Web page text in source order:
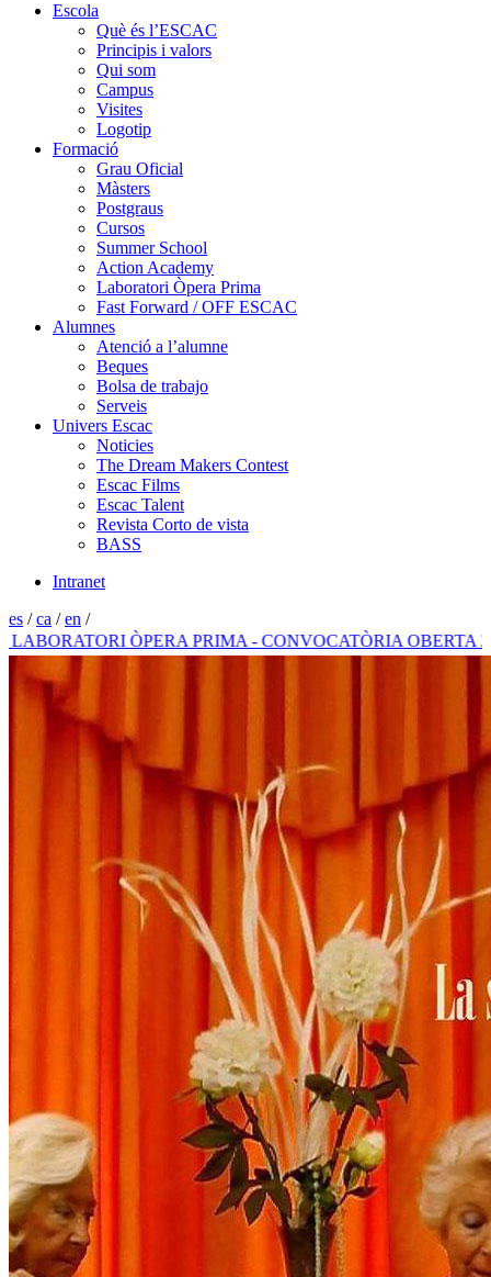
Escola
Què és l’ESCAC
Principis i valors
Qui som
Campus
Visites
Logotip
Formació
Grau Oficial
Màsters
Postgraus
Cursos
Summer School
Action Academy
Laboratori Òpera Prima
Fast Forward / OFF ESCAC
Alumnes
Atenció a l’alumne
Beques
Bolsa de trabajo
Serveis
Univers Escac
Noticies
The Dream Makers Contest
Escac Films
Escac Talent
Revista Corto de vista
BASS
Intranet
es /ca /en /
ÒPERA PRIMA - CONVOCATÒRIA OBERTA 2026